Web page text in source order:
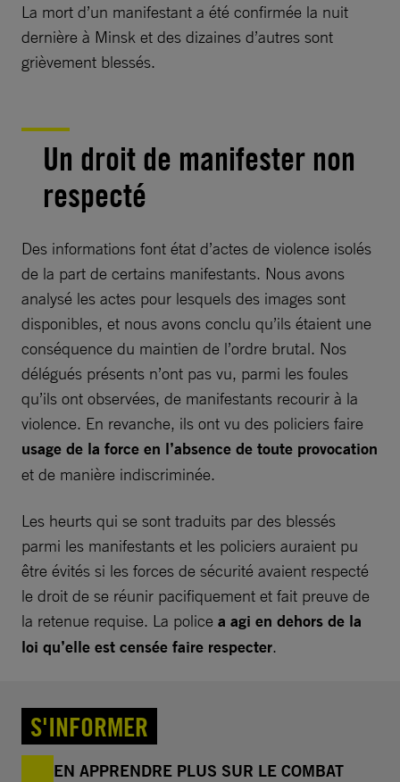
La mort d’un manifestant a été confirmée la nuit
dernière à Minsk et des dizaines d’autres sont
grièvement blessés.
Un droit de manifester non
respecté
Des informations font état d’actes de violence isolés
de la part de certains manifestants. Nous avons
analysé les actes pour lesquels des images sont
disponibles, et nous avons conclu qu’ils étaient une
conséquence du maintien de l’ordre brutal. Nos
délégués présents n’ont pas vu, parmi les foules
qu’ils ont observées, de manifestants recourir à la
violence. En revanche, ils ont vu des policiers faire
usage de la force en l’absence de toute provocation
et de manière indiscriminée.
Les heurts qui se sont traduits par des blessés
parmi les manifestants et les policiers auraient pu
être évités si les forces de sécurité avaient respecté
le droit de se réunir pacifiquement et fait preuve de
la retenue requise. La police a agi en dehors de la
loi qu’elle est censée faire respecter.
S'INFORMER
EN APPRENDRE PLUS SUR LE COMBAT